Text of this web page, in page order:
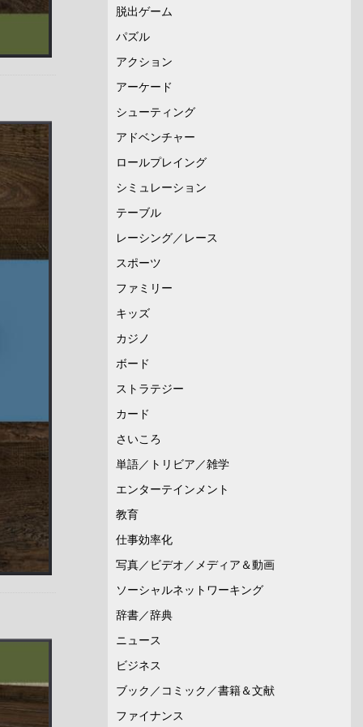
脱出ゲーム
パズル
アクション
アーケード
シューティング
アドベンチャー
ロールプレイング
シミュレーション
テーブル
レーシング／レース
スポーツ
ファミリー
キッズ
カジノ
ボード
ストラテジー
カード
さいころ
単語／トリビア／雑学
エンターテインメント
教育
仕事効率化
写真／ビデオ／メディア＆動画
ソーシャルネットワーキング
辞書／辞典
ニュース
ビジネス
ブック／コミック／書籍＆文献
ファイナンス